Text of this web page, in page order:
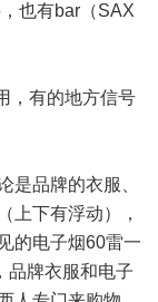
也有bar（SAX
，有的地方信号
品牌的衣服、
上下有浮动），
的电子烟60雷一
品牌衣服和电子